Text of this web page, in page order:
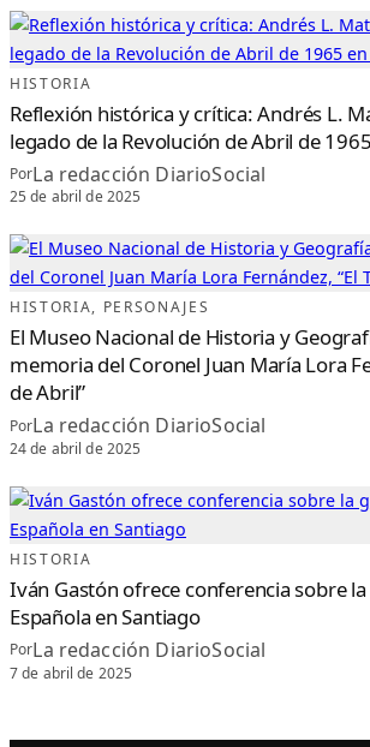
HISTORIA
Reflexión histórica y crítica: Andrés L.
legado de la Revolución de Abril de
PorLa redacción DiarioSocial
25 de abril de 2025
HISTORIA, PERSONAJES
El Museo Nacional de Historia y
memoria del Coronel Juan María Lora
de Abril”
PorLa redacción DiarioSocial
24 de abril de 2025
HISTORIA
Iván Gastón ofrece conferencia sobre
Española en Santiago
PorLa redacción DiarioSocial
7 de abril de 2025